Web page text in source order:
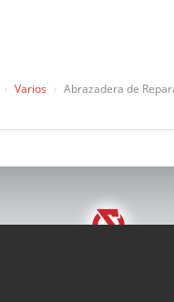
Varios Abrazadera de